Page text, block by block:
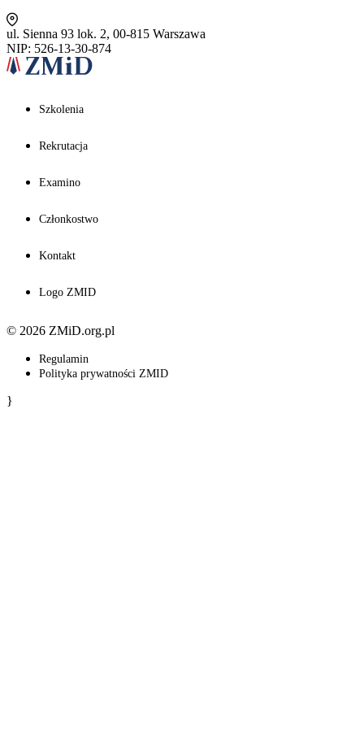
ul. Sienna 93 lok. 2, 00-815 Warszawa
NIP: 526-13-30-874
Szkolenia
Rekrutacja
Examino
Członkostwo
Kontakt
Logo ZMID
© 2026 ZMiD.org.pl
Regulamin
Polityka prywatności ZMID
}